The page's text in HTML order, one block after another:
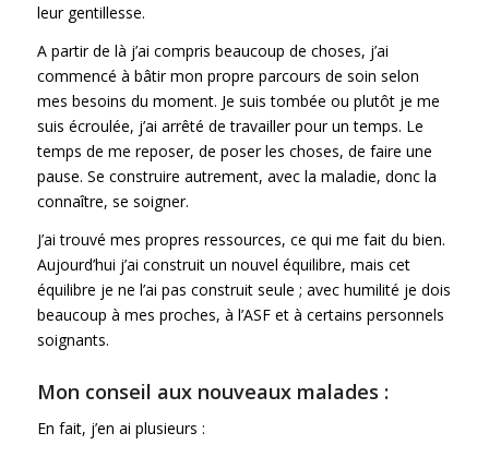
leur gentillesse.
A partir de là j’ai compris beaucoup de choses, j’ai
commencé à bâtir mon propre parcours de soin selon
mes besoins du moment. Je suis tombée ou plutôt je me
suis écroulée, j’ai arrêté de travailler pour un temps. Le
temps de me reposer, de poser les choses, de faire une
pause. Se construire autrement, avec la maladie, donc la
connaître, se soigner.
J’ai trouvé mes propres ressources, ce qui me fait du bien.
Aujourd’hui j’ai construit un nouvel équilibre, mais cet
équilibre je ne l’ai pas construit seule ; avec humilité je dois
beaucoup à mes proches, à l’ASF et à certains personnels
soignants.
Mon conseil aux nouveaux malades :
En fait, j’en ai plusieurs :